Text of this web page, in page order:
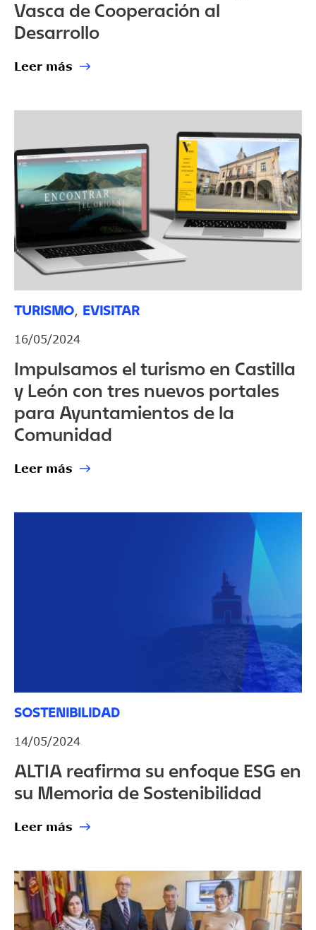
Vasca de Cooperación al
Desarrollo
Leer más
TURISMO, EVISITAR
16/05/2024
Impulsamos el turismo en Castilla
y León con tres nuevos portales
para Ayuntamientos de la
Comunidad
Leer más
SOSTENIBILIDAD
14/05/2024
ALTIA reafirma su enfoque ESG en
su Memoria de Sostenibilidad
Leer más